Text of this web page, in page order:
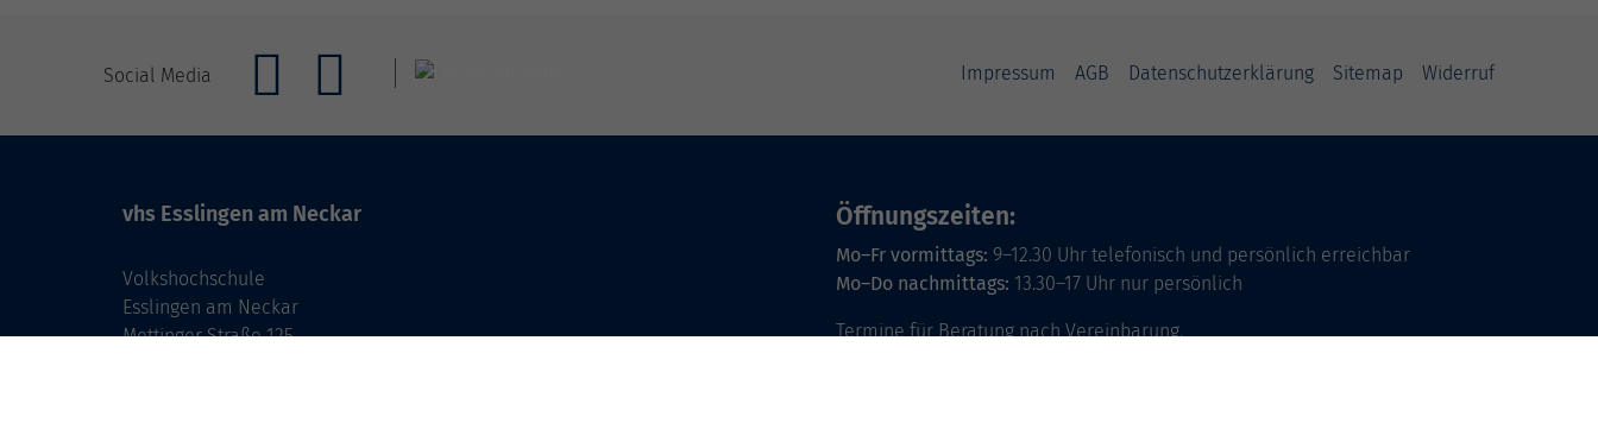
Social Media Impressum AGB Datenschutzerklärung Sitemap Widerruf
vhs Esslingen am Neckar
Volkshochschule
Esslingen am Neckar
Mettinger Straße 125
Öffnungszeiten:
Mo–Fr vormittags: 9–12.30 Uhr telefonisch und persönlich erreichbar
Mo–Do nachmittags: 13.30–17 Uhr nur persönlich
Termine für Beratung nach Vereinbarung.